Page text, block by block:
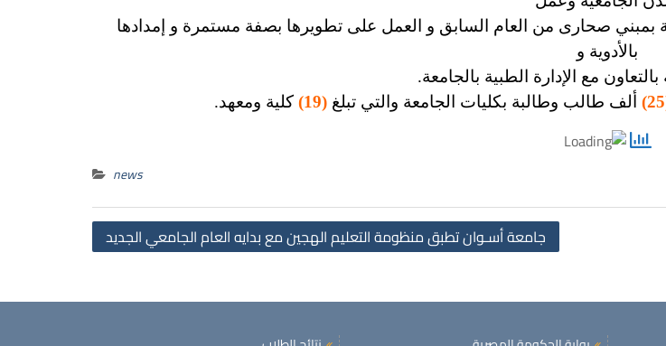
بمبني صحارى من
العام السابق و العمل على تطويرها بصفة مستمرة و إمدادها
بالأدوية و
مع الإدارة الطبية بالجامعة.
ألف طالب وطالبة بكليات الجامعة والتي تبلغ (19) كلية ومعهد.
news
جامعة أسـوان تطبق منظومة التعليم الهجين مع بدايه العام الجامعي الجديد